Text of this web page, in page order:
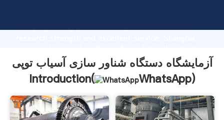
Grasping strong production capability, advanced
the value and bring values to all of customers.
آزمایشگاه دستگاه شناور سازی آسیاب توپی
Introduction(
WhatsApp)